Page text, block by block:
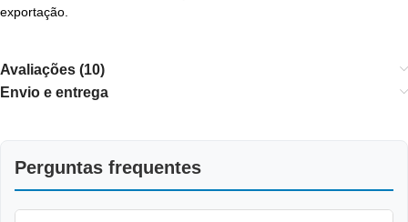
exportação.
Avaliações (10)
Envio e entrega
Perguntas frequentes